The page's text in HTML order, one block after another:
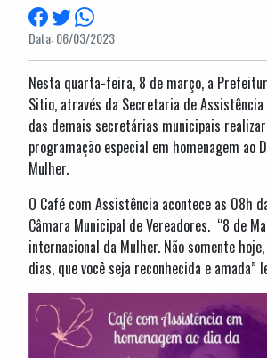
Data: 06/03/2023
Nesta quarta-feira, 8 de março, a
Sitio, através da Secretaria de Assistência
das demais secretárias municipais
programação especial em homenagem ao
Mulher.
O Café com Assistência acontece as 08h
Câmara Municipal de Vereadores. “8 de
internacional da Mulher. Não somente
dias, que você seja reconhecida e amada”